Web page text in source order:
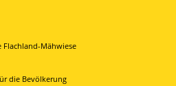
Flachland-Mähwiese
die Bevölkerung